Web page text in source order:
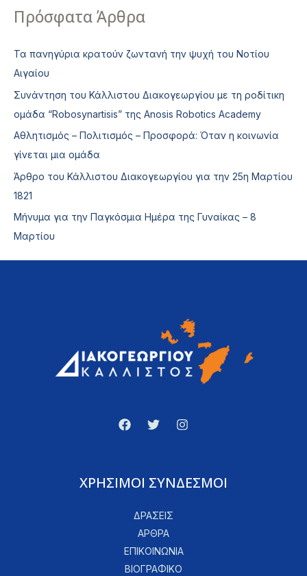
Πρόσφατα Άρθρα
Τα πανηγύρια κρατούν ζωντανή την ψυχή του Νοτίου
Αιγαίου
Συνάντηση του Κάλλιστου Διακογεωργίου με τη ροδίτικη
ομάδα “Robosynartisis” της Anosis Robotics Academy
Αθλητισμός – Πολιτισμός – Προσφορά: Όταν η κοινωνία
γίνεται μια ομάδα
Άρθρο του Κάλλιστου Διακογεωργίου για την 25η Μαρτίου
1821
Μήνυμα για την Παγκόσμια Ημέρα της Γυναίκας – 8
Μαρτίου
ΧΡΗΣΙΜΟΙ ΣΥΝΔΕΣΜΟΙ
ΔΡΑΣΕΙΣ
ΑΡΘΡΑ
ΕΠΙΚΟΙΝΩΝΙΑ
ΒΙΟΓΡΑΦΙΚΟ